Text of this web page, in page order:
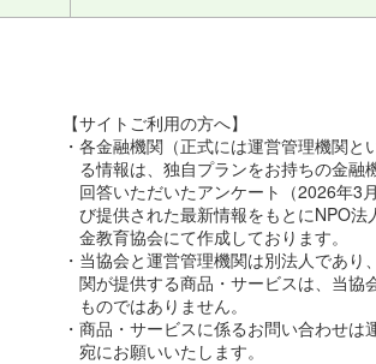
【サイトご利用の方へ】
・各金融機関（正式には運営管理機関と
る情報は、独自プランをお持ちの金融
回答いただいたアンケート（2026年3
び提供された最新情報をもとにNPO法
金教育協会にて作成しております。
・当協会と運営管理機関は別法人であり
関が提供する商品・サービスは、当協
ものではありません。
・商品・サービスに係るお問い合わせは
宛にお願いいたします。